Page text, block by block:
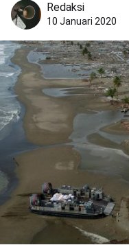
Redaksi
10 Januari 2020